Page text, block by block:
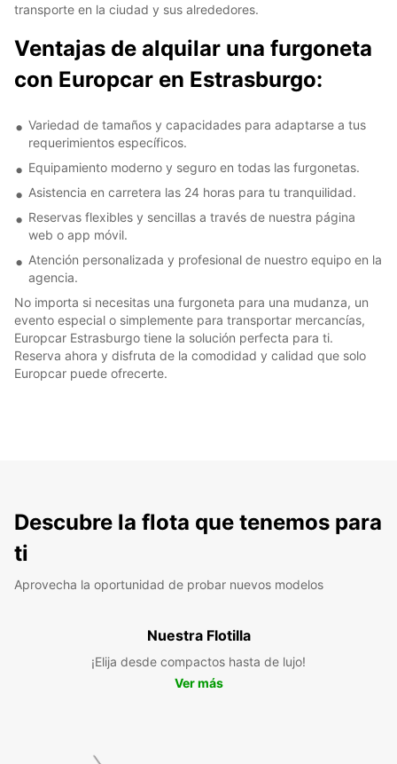
transporte en la ciudad y sus alrededores.
Ventajas de alquilar una furgoneta
con Europcar en Estrasburgo:
Variedad de tamaños y capacidades para adaptarse a tus
requerimientos específicos.
Equipamiento moderno y seguro en todas las furgonetas.
Asistencia en carretera las 24 horas para tu tranquilidad.
Reservas flexibles y sencillas a través de nuestra página
web o app móvil.
Atención personalizada y profesional de nuestro equipo en la
agencia.
No importa si necesitas una furgoneta para una mudanza, un
evento especial o simplemente para transportar mercancías,
Europcar Estrasburgo tiene la solución perfecta para ti.
Reserva ahora y disfruta de la comodidad y calidad que solo
Europcar puede ofrecerte.
Descubre la flota que tenemos para
ti
Aprovecha la oportunidad de probar nuevos modelos
Nuestra Flotilla
¡Elija desde compactos hasta de lujo!
Ver más